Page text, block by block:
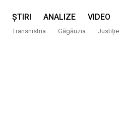
ȘTIRI ANALIZE VIDEO
Transnistria Găgăuzia Justiție